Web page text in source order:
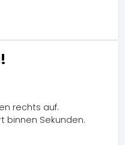
rechts auf.
binnen Sekunden.